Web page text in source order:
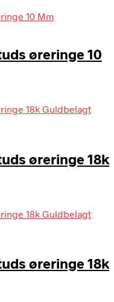
øreringe 10
øreringe 18k
øreringe 18k